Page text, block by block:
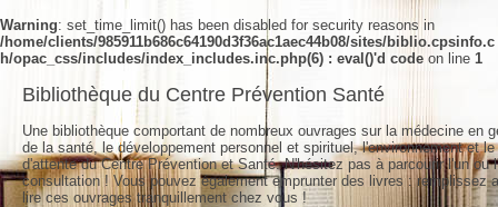
Warning: set_time_limit() has been disabled for security reasons in
/home/clients/985911b686c64190d3f36ac1aec44b08/sites/biblio.cpsinfo.c
h/opac_css/includes/index_includes.inc.php(6) : eval()'d code on line 1
Bibliothèque du Centre Prévention Santé
Une bibliothèque comportant de nombreux ouvrages sur la médecine en
de la santé, le développement personnel et spirituel, l'environnement et
d'attente du Centre Prévention et Santé. N'hésitez pas à parcourir l'un
consultation ! Vous pouvez également emprunter des livres : remplissez
lire ces ouvrages tranquillement chez vous !